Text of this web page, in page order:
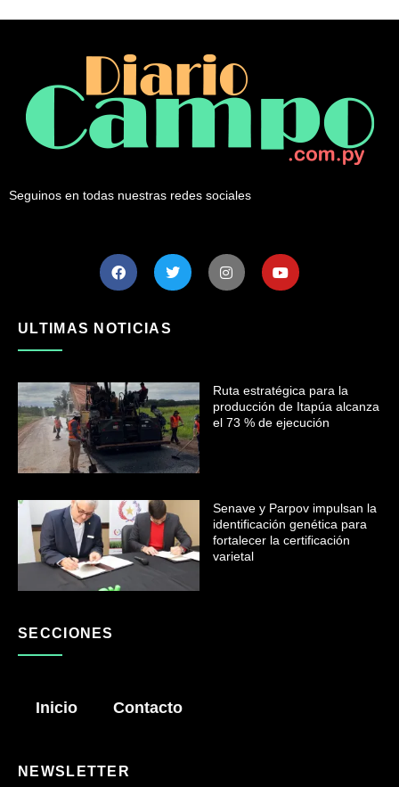
Seguinos en todas nuestras redes sociales
ULTIMAS NOTICIAS
Ruta estratégica para la
producción de Itapúa alcanza
el 73 % de ejecución
Senave y Parpov impulsan la
identificación genética para
fortalecer la certificación
varietal
SECCIONES
Inicio Contacto
NEWSLETTER